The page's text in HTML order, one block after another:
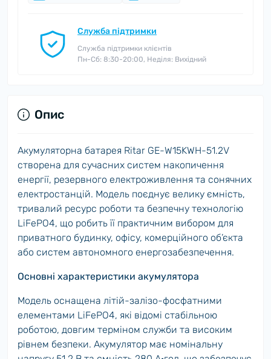
Служба підтримки
Служба підтримки клієнтів
Пн-Сб: 8:30-20:00, Неділя: Вихідний
Опис
Акумуляторна батарея Ritar GE-W15KWH-51.2V
створена для сучасних систем накопичення
енергії, резервного електроживлення та сонячних
електростанцій. Модель поєднує велику ємність,
тривалий ресурс роботи та безпечну технологію
LiFePO4, що робить її практичним вибором для
приватного будинку, офісу, комерційного об’єкта
або систем автономного енергозабезпечення.
Основні характеристики акумулятора
Модель оснащена літій-залізо-фосфатними
елементами LiFePO4, які відомі стабільною
роботою, довгим терміном служби та високим
рівнем безпеки. Акумулятор має номінальну